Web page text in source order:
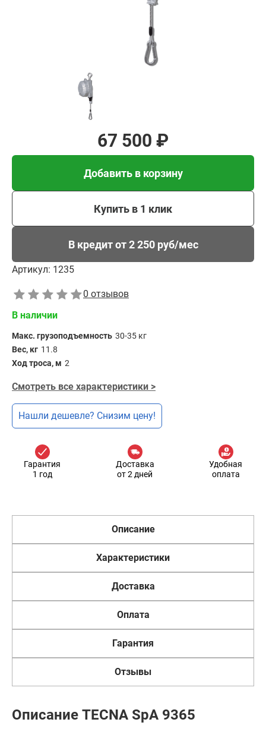
67 500 ₽
Добавить в корзину
Купить в 1 клик
В кредит от 2 250 руб/мес
Артикул: 1235
0 отзывов
В наличии
Макс. грузоподъемность 30-35 кг
Вес, кг 11.8
Ход троса, м 2
Смотреть все характеристики >
Нашли дешевле? Снизим цену!
Гарантия
1 год
Доставка
от 2 дней
Удобная
оплата
Описание
Характеристики
Доставка
Оплата
Гарантия
Отзывы
Описание TECNA SpA 9365
мес